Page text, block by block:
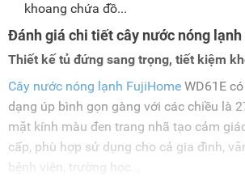
khoang chứa đồ...
Đánh giá chi tiết cây nước nóng lạnh
Thiết kế tủ đứng sang trọng, tiết kiệm
Cây nước nóng lạnh FujiHome WD61E
dạng úp bình gọn gàng với các chiều là
mặt kính màu đen trang nhã tạo cảm
cấp, phù hợp sử dụng cho cả gia đình,
bệnh viện, trường học...